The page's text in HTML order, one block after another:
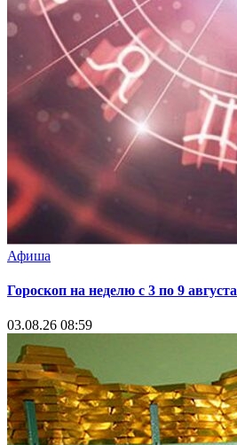
Афиша
Гороскоп на неделю с 3 по 9 августа
03.08.26 08:59